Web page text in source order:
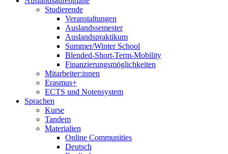
Studierende
Veranstaltungen
Auslandssemester
Auslandspraktikum
Summer/Winter School
Blended-Short-Term-Mobility
Finanzierungsmöglichkeiten
Mitarbeiter:innen
Erasmus+
ECTS und Notensystem
Sprachen
Kurse
Tandem
Materialien
Online Communities
Deutsch